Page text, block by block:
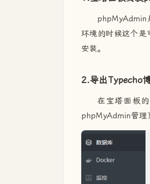
phpMyAdmin
环境的时候这个是
安装。
2.导出Typecho
在宝塔面板
phpMyAdmin管理